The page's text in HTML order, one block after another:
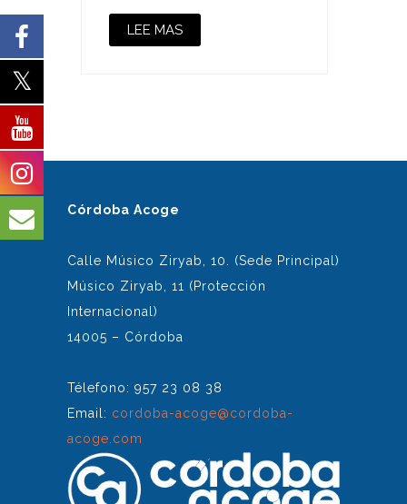
LEE MAS
Córdoba Acoge
Calle Músico Ziryab, 10. (Sede Principal)
Músico Ziryab, 11 (Protección
Internacional)
14005 – Córdoba
Télefono: 957 23 08 38
Email: cordoba-acoge@cordoba-
acoge.com